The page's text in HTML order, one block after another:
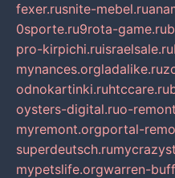
fexer.rusnite-mebel.ru
0sporte.ru9rota-game.ru
pro-kirpichi.ruisraelsale.ru
mynances.orgladalike.ru
odnokartinki.ruhtccare.ru
oysters-digital.ruo-
myremont.orgportal-
superdeutsch.ru
mypetslife.orgwarren-